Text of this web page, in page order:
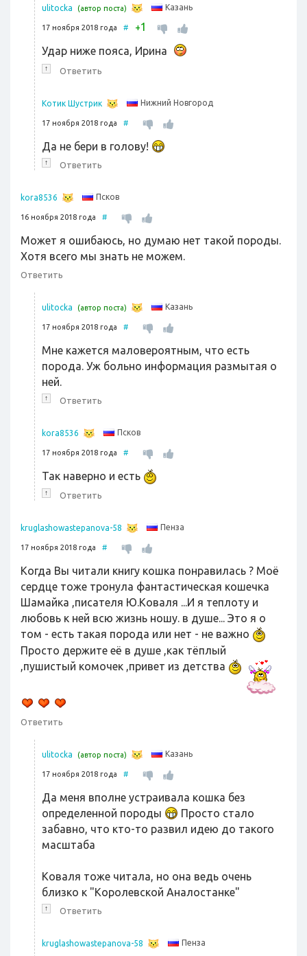
ulitocka (автор поста) Казань
17 ноября 2018 года # +1
Удар ниже пояса, Ирина
↑ Ответить
Котик Шустрик Нижний Новгород
17 ноября 2018 года #
Да не бери в голову!
↑ Ответить
kora8536 Псков
16 ноября 2018 года #
Может я ошибаюсь, но думаю нет такой породы.
Хотя всего мы знать не можем.
Ответить
ulitocka (автор поста) Казань
17 ноября 2018 года #
Мне кажется маловероятным, что есть
порода. Уж больно информация размытая о
ней.
↑ Ответить
kora8536 Псков
17 ноября 2018 года #
Так наверно и есть
↑ Ответить
kruglashowastepanova-58 Пенза
17 ноября 2018 года #
Когда Вы читали книгу кошка понравилась ? Моё
сердце тоже тронула фантастическая кошечка
Шамайка ,писателя Ю.Коваля ...И я теплоту и
любовь к ней всю жизнь ношу. в душе... Это я о
том - есть такая порода или нет - не важно
Просто держите её в душе ,как тёплый
,пушистый комочек ,привет из детства
Ответить
ulitocka (автор поста) Казань
17 ноября 2018 года #
Да меня вполне устраивала кошка без
определенной породы
Просто стало
забавно, что кто-то развил идею до такого
масштаба
Коваля тоже читала, но она ведь очень
близко к "Королевской Аналостанке"
↑ Ответить
kruglashowastepanova-58 Пенза